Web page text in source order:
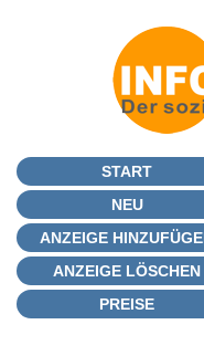
START
NEU
ANZEIGE
ANZEIGE LÖSCHEN
PREISE